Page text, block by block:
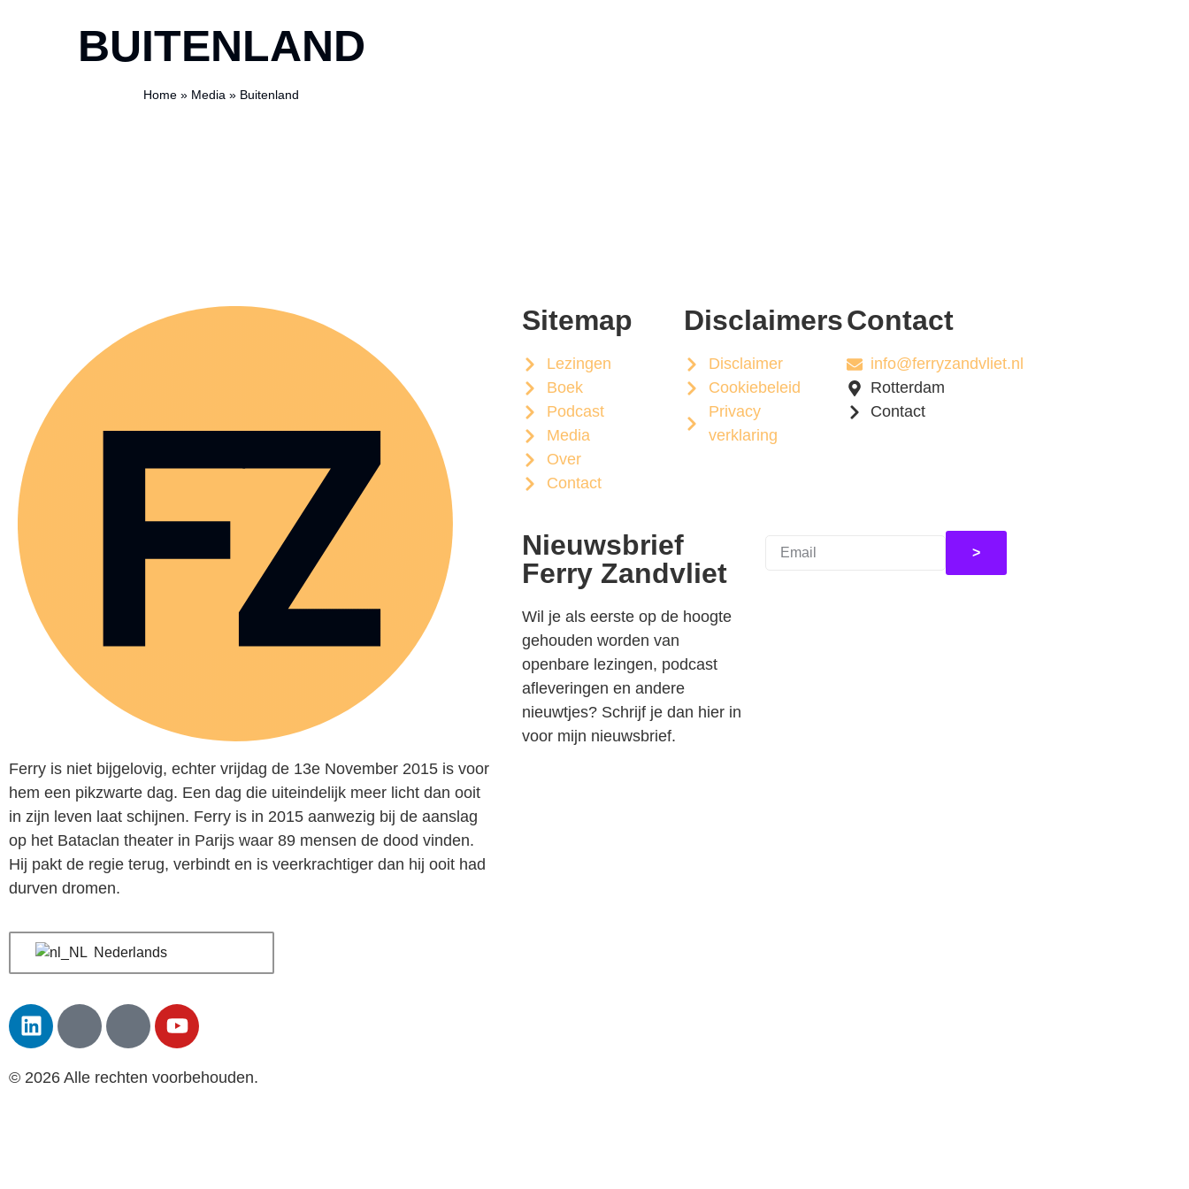
BUITENLAND
Home » Media » Buitenland
Ferry is niet bijgelovig, echter vrijdag de 13e November 2015 is voor
hem een pikzwarte dag. Een dag die uiteindelijk meer licht dan ooit
in zijn leven laat schijnen. Ferry is in 2015 aanwezig bij de aanslag
op het Bataclan theater in Parijs waar 89 mensen de dood vinden.
Hij pakt de regie terug, verbindt en is veerkrachtiger dan hij ooit had
durven dromen.
Nederlands
Sitemap
Lezingen
Boek
Podcast
Media
Over
Contact
Disclaimers
Disclaimer
Cookiebeleid
Privacy
verklaring
Contact
info@ferryzandvliet.nl
Rotterdam
Contact
Nieuwsbrief
Ferry Zandvliet
Wil je als eerste op de hoogte
gehouden worden van
openbare lezingen, podcast
afleveringen en andere
nieuwtjes? Schrijf je dan hier in
voor mijn nieuwsbrief.
>
© 2026 Alle rechten voorbehouden.